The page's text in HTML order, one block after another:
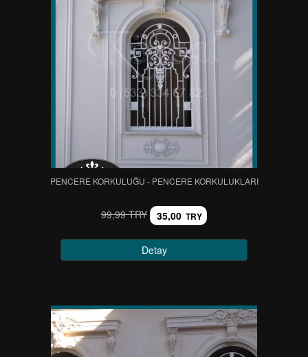
PENCERE KORKULUĞU - PENCERE KORKULUKLARI
99,99 TRY 35,00 TRY
Detay